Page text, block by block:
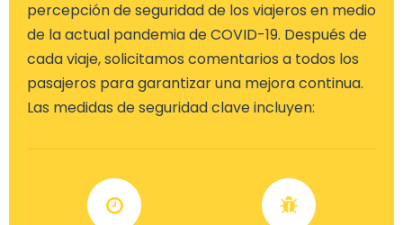
percepción de seguridad de los viajeros en medio
de la actual pandemia de COVID-19. Después de
cada viaje, solicitamos comentarios a todos los
pasajeros para garantizar una mejora continua.
Las medidas de seguridad clave incluyen: